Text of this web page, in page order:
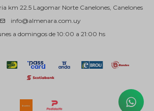
km 22.5 Lagomar Norte Canelones, Canelones
info@almenara.com.uy
a domingos de 10:00 a 21:00 hs